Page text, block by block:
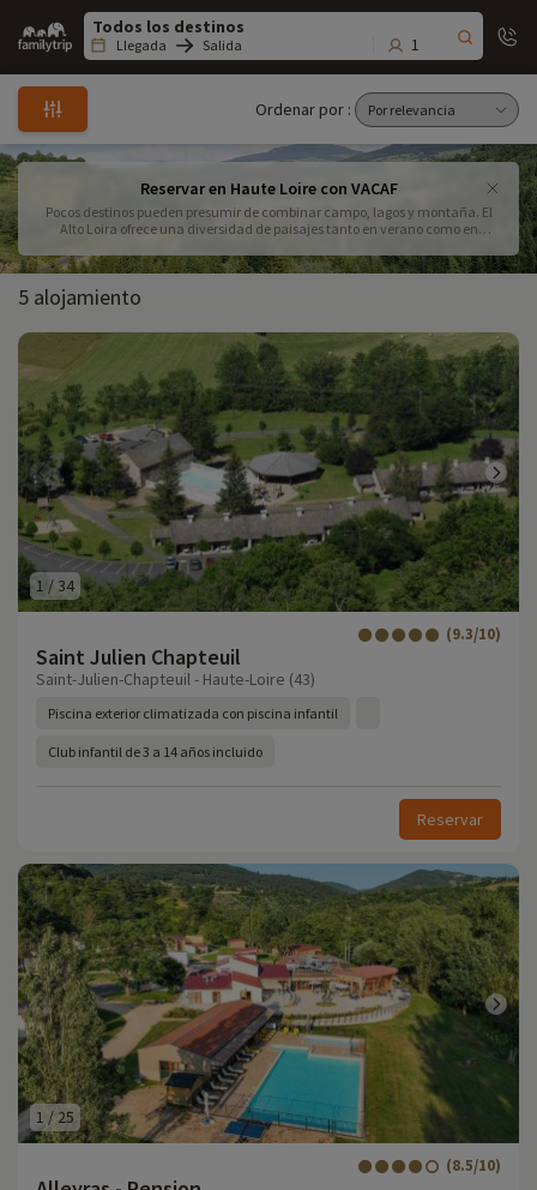
Family
trip
Llegada Salida 1
Ordenar por :
Reservar en Haute Loire con VACAF
Pocos destinos pueden presumir de combinar campo, lagos y montaña. El
Alto Loira ofrece una diversidad de paisajes tanto en verano como en
vacaciones en Alto Loira con la ayuda de su VACAF en Familytrip. A
continuación encontrará la lista de destinos de Haute Loire para alquiler o
alojamiento en hotel. No dude en llamarnos para más información al
5 alojamiento
1 /34
Saint Julien Chapteuil
(9.3/10)
Saint-Julien-Chapteuil - Haute-Loire (43)
Piscina exterior climatizada con piscina infantil
Club infantil de 3 a 14 años incluido
Reservar
1 / 25
(8.5/10)